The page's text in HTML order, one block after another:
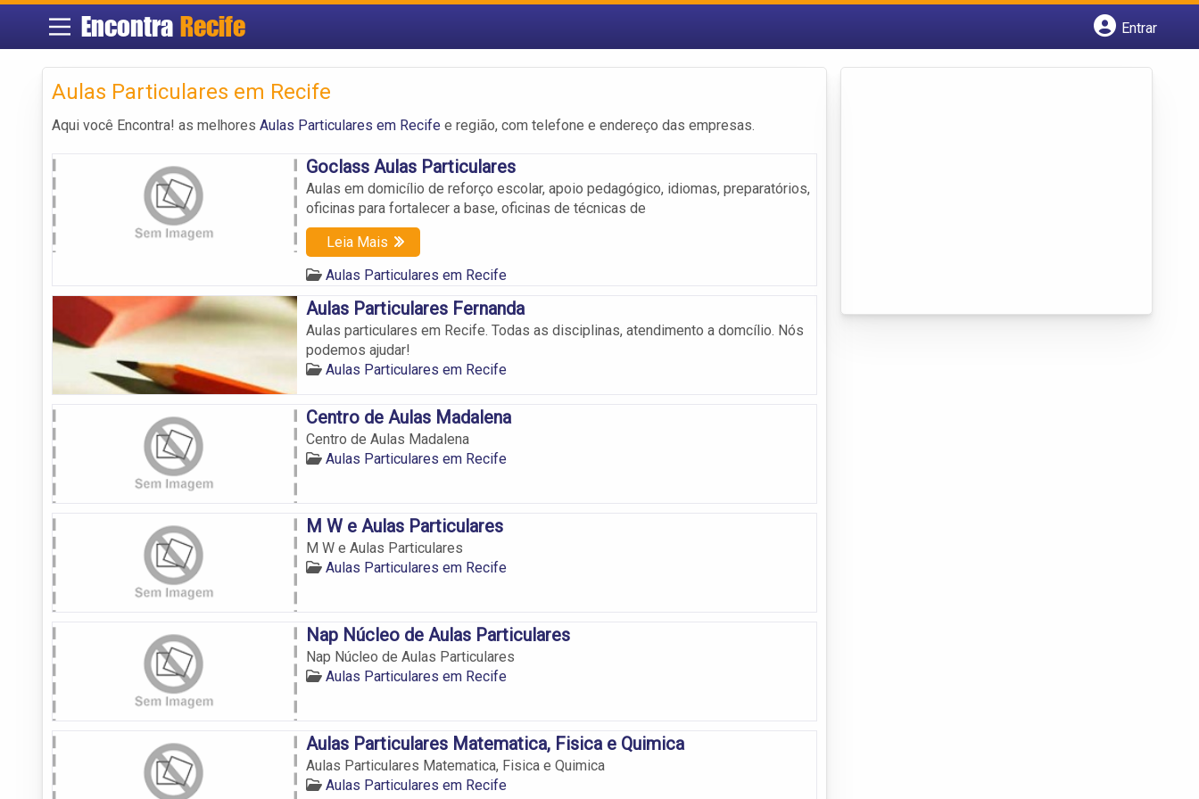
Encontra Recife
Entrar
Aulas Particulares em Recife
Aqui você Encontra! as melhores Aulas Particulares em Recife e região, com telefone e endereço das empresas.
Goclass Aulas Particulares
Aulas em domicílio de reforço escolar, apoio pedagógico, idiomas, preparatórios,
oficinas para fortalecer a base, oficinas de técnicas de
Leia Mais
Aulas Particulares em Recife
Aulas Particulares Fernanda
Aulas particulares em Recife. Todas as disciplinas, atendimento a domcílio. Nós
podemos ajudar!
Aulas Particulares em Recife
Centro de Aulas Madalena
Centro de Aulas Madalena
Aulas Particulares em Recife
M W e Aulas Particulares
M W e Aulas Particulares
Aulas Particulares em Recife
Nap Núcleo de Aulas Particulares
Nap Núcleo de Aulas Particulares
Aulas Particulares em Recife
Aulas Particulares Matematica, Fisica e Quimica
Aulas Particulares Matematica, Fisica e Quimica
Aulas Particulares em Recife